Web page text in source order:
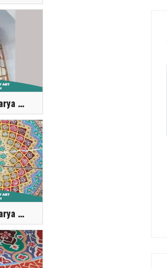
Portofolio Album Hasil Karya Assiry Art
Portofolio Album Hasil Karya Assiry Art